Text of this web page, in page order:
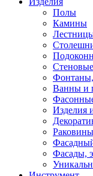
Полы
Камины
Ванны и
Изделия
Фасады,